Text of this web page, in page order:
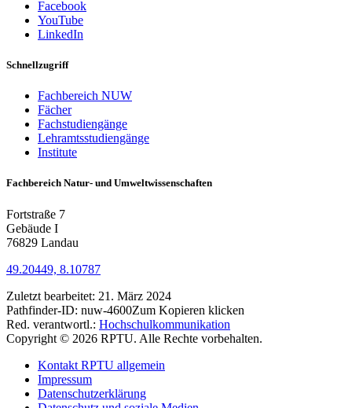
Facebook
YouTube
LinkedIn
Schnellzugriff
Fachbereich NUW
Fächer
Fachstudiengänge
Lehramtsstudiengänge
Institute
Fachbereich Natur- und Umweltwissenschaften
Fortstraße 7
Gebäude I
76829 Landau
49.20449, 8.10787
Zuletzt bearbeitet: 21. März 2024
Pathfinder-ID: nuw-4600Zum Kopieren klicken
Red. verantwortl.: Hochschulkommunikation
Copyright © 2026 RPTU. Alle Rechte vorbehalten.
Kontakt RPTU allgemein
Impressum
Datenschutzerklärung